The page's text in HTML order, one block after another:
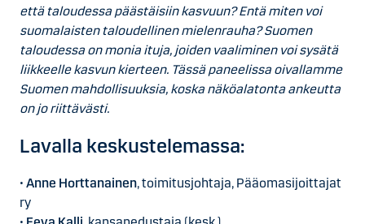
että taloudessa päästäisiin kasvuun? Entä miten voi
suomalaisten taloudellinen mielenrauha? Suomen
taloudessa on monia ituja, joiden vaaliminen voi sysätä
liikkeelle kasvun kierteen. Tässä paneelissa oivallamme
Suomen mahdollisuuksia, koska näköalatonta ankeutta
on jo riittävästi.
Lavalla keskustelemassa:
• Anne Horttanainen, toimitusjohtaja, Pääomasijoittajat
ry